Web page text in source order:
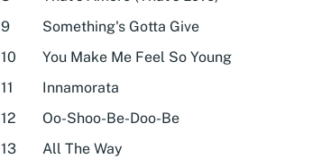
9
Something's Gotta Give
10
You Make Me Feel So Young
11
Innamorata
12
Oo-Shoo-Be-Doo-Be
13
All The Way